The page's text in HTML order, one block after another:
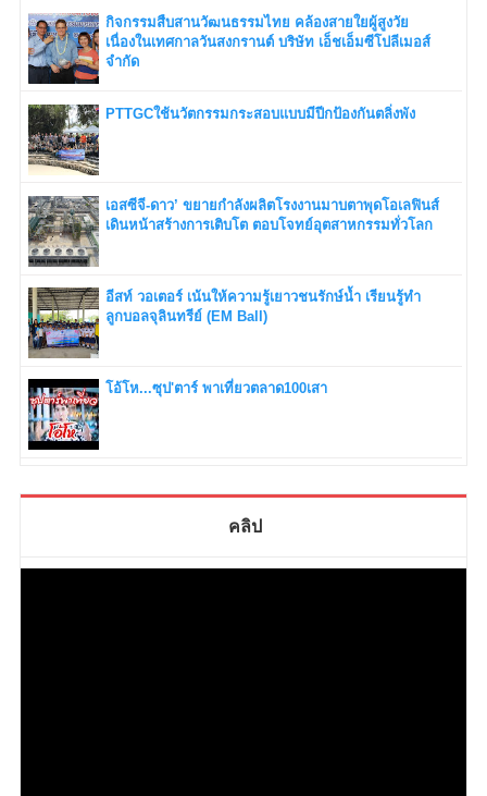
กิจกรรมสืบสานวัฒนธรรมไทย คล้องสายใยผู้สูงวัย
เนื่องในเทศกาลวันสงกรานต์ บริษัท เอ็ชเอ็มซีโปลีเมอส์
จำกัด
PTTGCใช้นวัตกรรมกระสอบแบบมีปีกป้องกันตลิ่งพัง
เอสซีจี-ดาว’ ขยายกำลังผลิตโรงงานมาบตาพุดโอเลฟินส์
เดินหน้าสร้างการเติบโต ตอบโจทย์อุตสาหกรรมทั่วโลก
อีสท์ วอเตอร์ เน้นให้ความรู้เยาวชนรักษ์น้ำ เรียนรู้ทำ
ลูกบอลจุลินทรีย์ (EM Ball)
โอ้โห...ซุป'ตาร์ พาเที่ยวตลาด100เสา
คลิป